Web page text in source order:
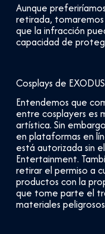
Aunque
retirada, tomaremos
que la infracción
capacidad de
Cosplays de EXODUS
Entendemos que
entre cosplayers es
artística. Sin
en plataformas en
está autorizada sin
Entertainment.
retirar el permiso a
productos con la
que tome parte el
materiales